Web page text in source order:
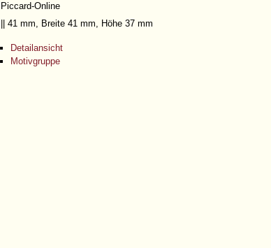
Piccard-Online
|| 41 mm, Breite 41 mm, Höhe 37 mm
Detailansicht
Motivgruppe